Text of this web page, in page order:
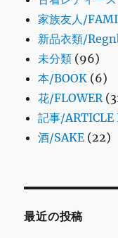
家族友人/
新品衣類/
未分類 (96)
本/BOOK (6)
花/FLOWER
記事/ARTICLE
酒/SAKE (22)
最近の投稿